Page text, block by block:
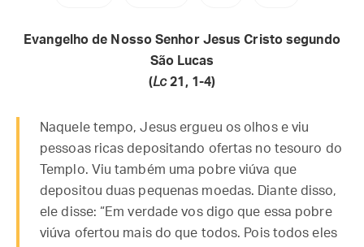
Evangelho de Nosso Senhor Jesus Cristo segundo
São Lucas
(Lc21, 1-4)
Naquele tempo, Jesus ergueu os olhos e viu
pessoas ricas depositando ofertas no tesouro do
Templo. Viu também uma pobre viúva que
depositou duas pequenas moedas. Diante disso,
ele disse: “Em verdade vos digo que essa pobre
viúva ofertou mais do que todos. Pois todos eles